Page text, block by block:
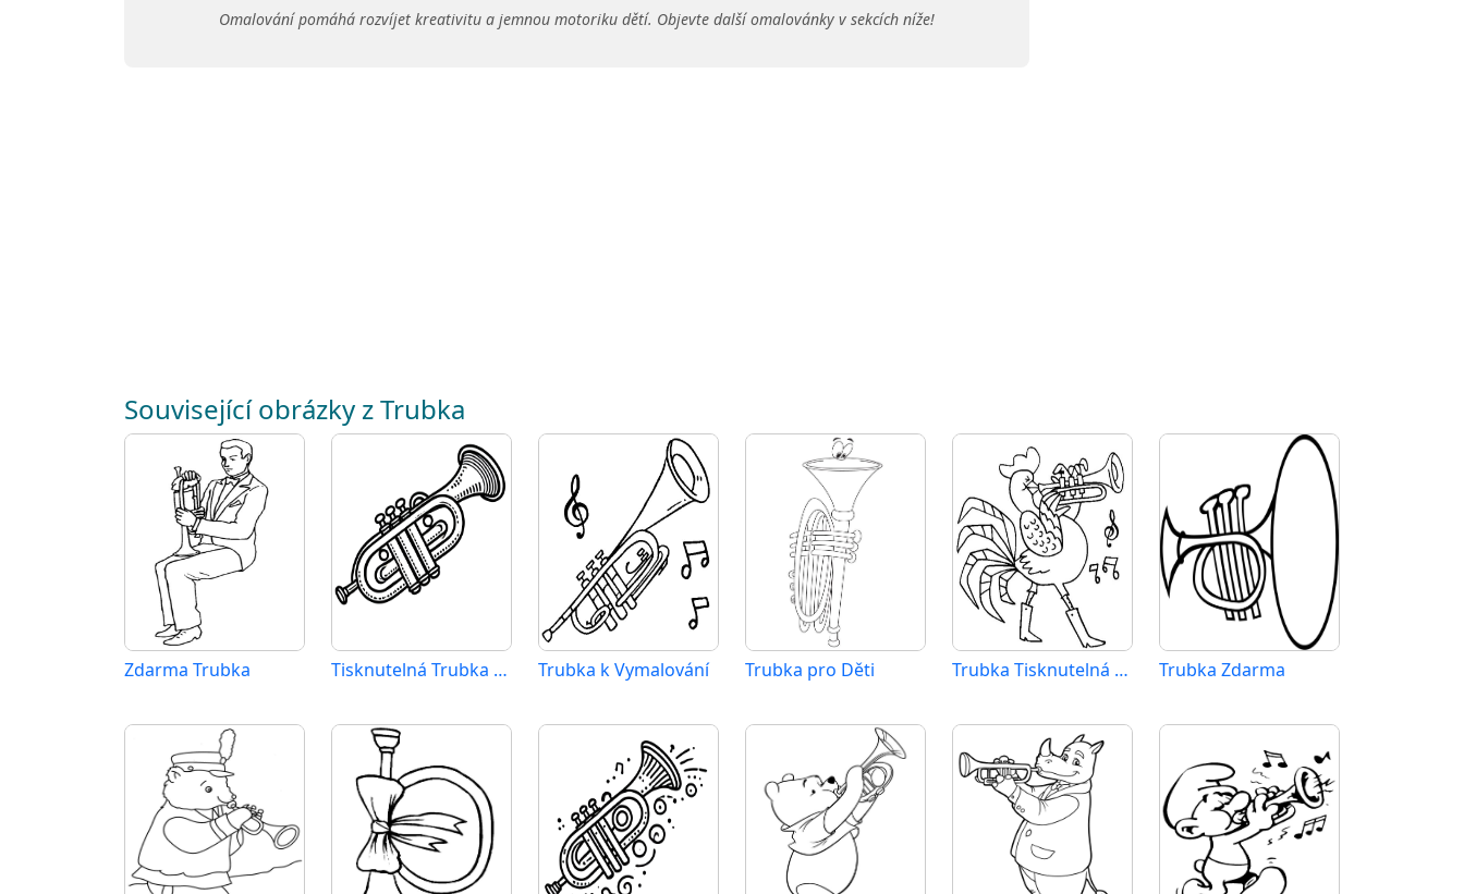
Omalování pomáhá rozvíjet kreativitu a jemnou motoriku dětí. Objevte další omalovánky v sekcích níže!
Související obrázky z Trubka
Zdarma Trubka Tisknutelná Trubka Obrázek Trubka k Vymalování Trubka pro Děti Trubka Tisknutelná pro Děti Trubka Zdarma